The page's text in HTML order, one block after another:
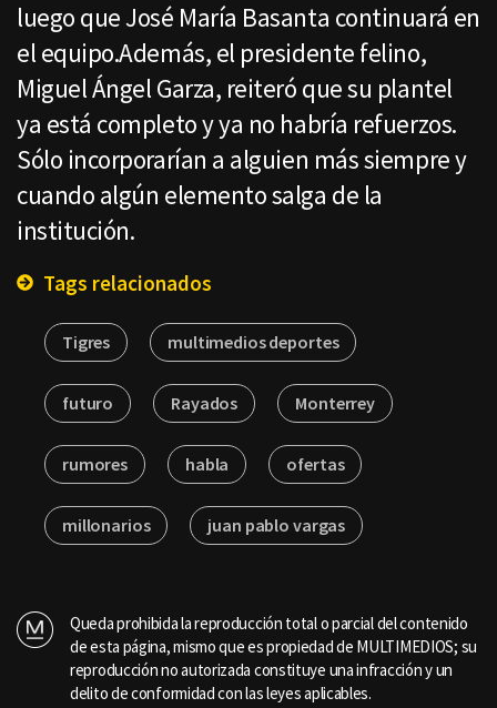
luego que José María Basanta continuará en
el equipo.Además, el presidente felino,
Miguel Ángel Garza, reiteró que su plantel
ya está completo y ya no habría refuerzos.
Sólo incorporarían a alguien más siempre y
cuando algún elemento salga de la
institución.
Tags relacionados
Tigres multimedios deportes
futuro Rayados Monterrey
rumores habla ofertas
millonarios juan pablo vargas
Queda prohibida la reproducción total o parcial del contenido
de esta página, mismo que es propiedad de MULTIMEDIOS; su
reproducción no autorizada constituye una infracción y un
delito de conformidad con las leyes aplicables.